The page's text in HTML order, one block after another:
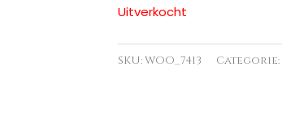
Uitverkocht
SKU:WOO_7413 Categorie: